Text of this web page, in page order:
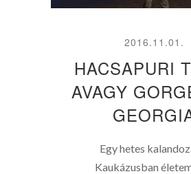
2016.11.01.
HACSAPURI
AVAGY
Egy hetes
Kaukázusban